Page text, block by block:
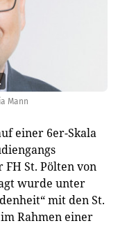
Mann
einer 6er-Skala
St. Pölten von
wurde unter
mit den St.
Rahmen einer